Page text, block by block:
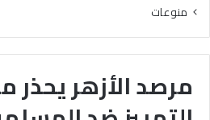
مرصد الأزهر يحذر
منوعات